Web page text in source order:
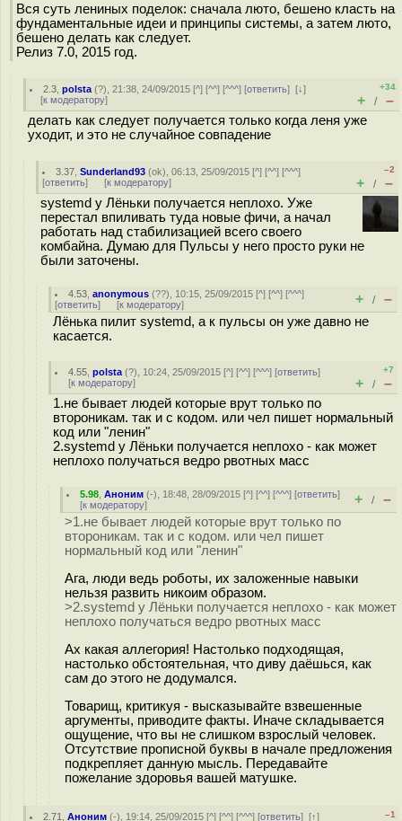
Вся суть лениных поделок: сначала люто, бешено класть на
фундаментальные идеи и принципы системы, а затем люто,
бешено делать как следует.
Релиз 7.0, 2015 год.
2.3 ,polsta (?), 21:38, 24/09/2015 [^] [^^] [^^^] [ответить][↓]
[к модератору]
+34
+ / –
делать как следует получается только когда леня уже
уходит, и это не случайное совпадение
3.37 ,Sunderland93 (ok), 06:13, 25/09/2015 [^] [^^] [^^^]
[ответить] [к модератору]
–2
+ / –
systemd у Лёньки получается неплохо. Уже
перестал впиливать туда новые фичи, а начал
работать над стабилизацией всего своего
комбайна. Думаю для Пульсы у него просто руки не
были заточены.
4.53 ,anonymous (??), 10:15, 25/09/2015 [^] [^^] [^^^]
[ответить] [к модератору] + / –
Лёнька пилит systemd, а к пульсы он уже давно не
касается.
4.55 ,polsta (?), 10:24, 25/09/2015 [^] [^^] [^^^] [ответить]
[к модератору]
+7
+ / –
1.не бывает людей которые врут только по
второникам. так и с кодом. или чел пишет нормальный
код или "ленин"
2.systemd у Лёньки получается неплохо - как может
неплохо получаться ведро рвотных масс
5.98 ,Аноним (-), 18:48, 28/09/2015 [^] [^^] [^^^] [ответить]
[к модератору] + / –
>1.не бывает людей которые врут только по
второникам. так и с кодом. или чел пишет
нормальный код или "ленин"
Ага, люди ведь роботы, их заложенные навыки
нельзя развить никоим образом.
>2.systemd у Лёньки получается неплохо - как может
неплохо получаться ведро рвотных масс
Ах какая аллегория! Настолько подходящая,
настолько обстоятельная, что диву даёшься, как
сам до этого не додумался.
Товарищ, критикуя - высказывайте взвешенные
аргументы, приводите факты. Иначе складывается
ощущение, что вы не слишком взрослый человек.
Отсутствие прописной буквы в начале предложения
подкрепляет данную мысль. Передавайте
пожелание здоровья вашей матушке.
2.71 ,Аноним (-), 19:14, 25/09/2015 [^] [^^] [^^^] [ответить][↑] –1